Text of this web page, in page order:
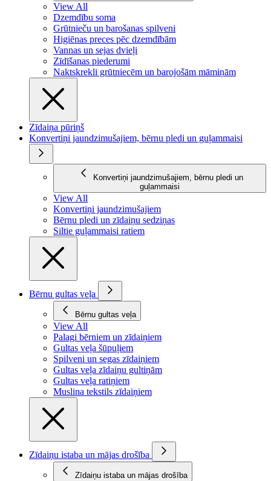
View All
Dzemdību soma
Grūtnieču un barošanas spilveni
Higiēnas preces pēc dzemdībām
Vannas un sejas dvieļi
Zīdīšanas piederumi
Naktskrekli grūtniecēm un barojošām māmiņām
Zīdaiņa pūriņš
Konvertiņi jaundzimušajiem, bērnu pledi un guļammaisi
Konvertiņi jaundzimušajiem, bērnu pledi un
guļammaisi
View All
Konvertiņi jaundzimušajiem
Bērnu pledi un zīdaiņu sedziņas
Siltie guļammaisi ratiem
Bērnu gultas veļa
Bērnu gultas veļa
View All
Palagi bērniem un zīdaiņiem
Gultas veļa šūpuļiem
Spilveni un segas zīdaiņiem
Gultas veļa zīdaiņu gultiņām
Gultas veļa ratiņiem
Muslina tekstils zīdaiņiem
Zīdaiņu istaba un mājas drošība
Zīdaiņu istaba un mājas drošība